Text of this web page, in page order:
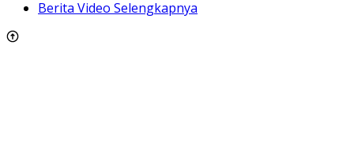
Berita Video Selengkapnya